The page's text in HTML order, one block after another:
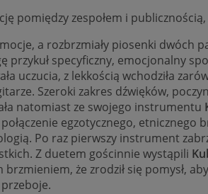
pomiędzy zespołem i
a rozbrzmiały piosenki dwóch
przykuł specyficzny, emocjonalny
uczucia, z lekkością wchodziła
Szeroki zakres dźwięków,
natomiast ze swojego instrumentu
połączenie egzotycznego, etnicznego
Po raz pierwszy instrument
Z duetem gościnnie wystąpili
że zrodził się pomysł,